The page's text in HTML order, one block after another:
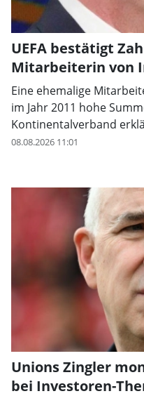
UEFA bestätigt
Mitarbeiterin von
Eine ehemalige
im Jahr 2011 hohe
Kontinentalverband
08.08.2026 11:01
Unions Zingler
bei Investoren-